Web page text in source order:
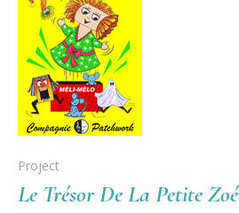
Project
Le Trésor De La Petite Zoé